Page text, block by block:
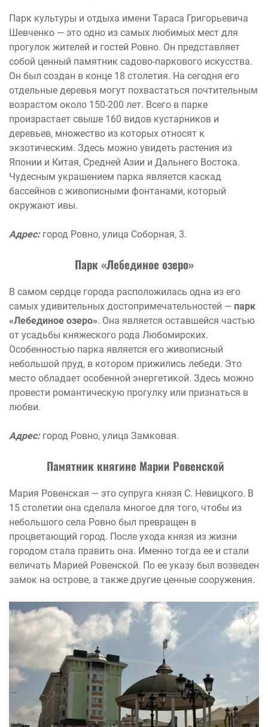
Парк культуры и отдыха имени Тараса Григорьевича
Шевченко — это одно из самых любимых мест для
прогулок жителей и гостей Ровно. Он представляет
собой ценный памятник садово-паркового искусства.
Он был создан в конце 18 столетия. На сегодня его
отдельные деревья могут похвастаться почтительным
возрастом около 150-200 лет. Всего в парке
произрастает свыше 160 видов кустарников и
деревьев, множество из которых относят к
экзотическим. Здесь можно увидеть растения из
Японии и Китая, Средней Азии и Дальнего Востока.
Чудесным украшением парка является каскад
бассейнов с живописными фонтанами, который
окружают ивы.
Адрес:город Ровно, улица Соборная, 3.
Парк «Лебединое озеро»
В самом сердце города расположилась одна из его
самых удивительных достопримечательностей — парк
«Лебединое озеро». Она является оставшейся частью
от усадьбы княжеского рода Любомирских.
Особенностью парка является его живописный
небольшой пруд, в котором прижились лебеди. Это
место обладает особенной энергетикой. Здесь можно
провести романтическую прогулку или признаться в
любви.
Адрес:город Ровно, улица Замковая.
Памятник княгине Марии Ровенской
Мария Ровенская — это супруга князя С. Невицкого. В
15 столетии она сделала многое для того, чтобы из
небольшого села Ровно был превращен в
процветающий город. После ухода князя из жизни
городом стала править она. Именно тогда ее и стали
величать Марией Ровенской. По ее указу был возведен
замок на острове, а также другие ценные сооружения.